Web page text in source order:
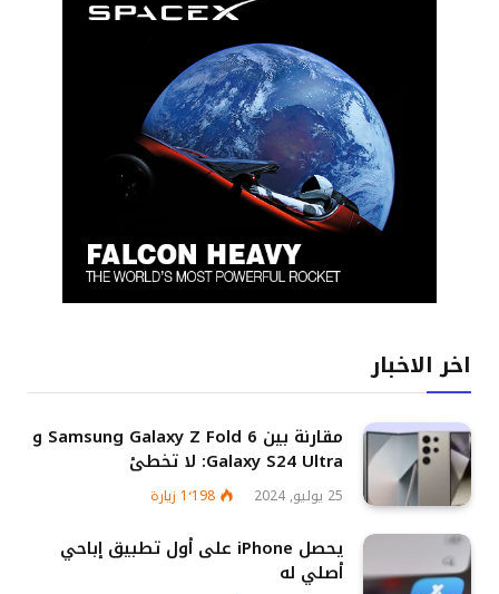
اخر الاخبار
مقارنة بين Samsung Galaxy Z Fold 6 و
Galaxy S24 Ultra: لا تخطئ
25 يوليو, 2024 1٬198 زيارة
يحصل iPhone على أول تطبيق إباحي
أصلي له